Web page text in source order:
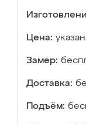
Цена:
Замер:
Доставка:
Подъём: